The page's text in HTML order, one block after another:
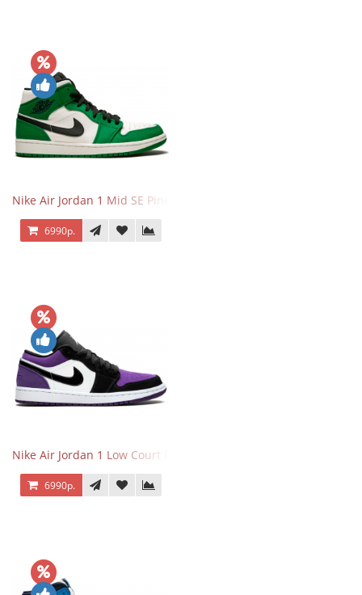
Nike Air Jordan 1 Mid SE Pine Green
6990р.
Nike Air Jordan 1 Low Court Purple
6990р.